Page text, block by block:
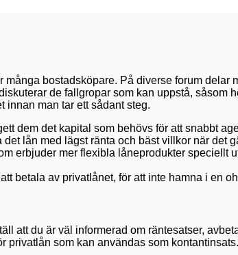
bostadsköpare. På diverse forum delar
de fallgropar som kan uppstå, såsom
innan man tar ett sådant steg.
dem det kapital som behövs för att snabbt
lån med lägst ränta och bäst villkor när det
erbjuder mer flexibla låneprodukter speciellt
betala av privatlånet, för att inte hamna i en
att du är väl informerad om räntesatser,
privatlån som kan användas som kontantinsats.